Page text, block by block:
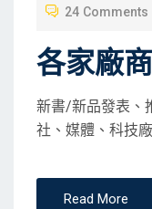
E
O
24 Comments
各家廠
新書/新品發表、
社、媒體、科技
Read More